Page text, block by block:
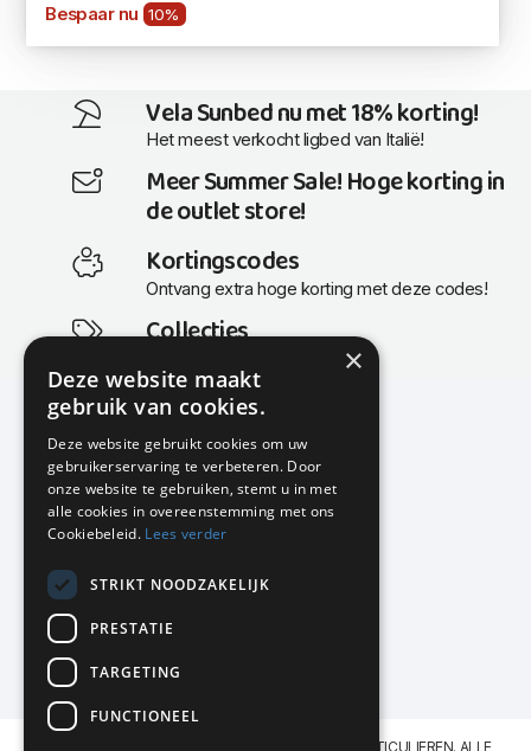
Bespaar nu 10%
Vela Sunbed nu met 18% korting!
Het meest verkocht ligbed van Italië!
Meer Summer Sale! Hoge korting in
de outlet store!
Kortingscodes
Ontvang extra hoge korting met deze codes!
Collecties
Actuele en populaire collecties
KMP Kantoormeubilair
Airport Business Park
Frankfurtstraat 29-31
1175 RH Lijnden
020-617 01 26
info@kmpkantoormeubilair.nl
Facebook
Instagram
KMP Kantoormeubilair levert aan BEDRIJVEN en PARTICULIEREN. ALLE
×
Deze website maakt
gebruik van cookies.
Deze website gebruikt cookies om uw
gebruikerservaring te verbeteren. Door
onze website te gebruiken, stemt u in met
alle cookies in overeenstemming met ons
Cookiebeleid. Lees verder
STRIKT NOODZAKELIJK
PRESTATIE
TARGETING
FUNCTIONEEL